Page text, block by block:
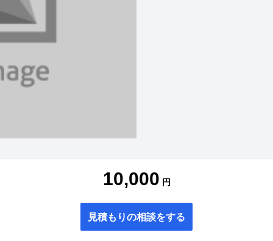
10,000 円
見積もりの相談をする